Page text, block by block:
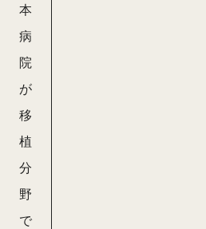
本
病
院
が
移
植
分
野
で